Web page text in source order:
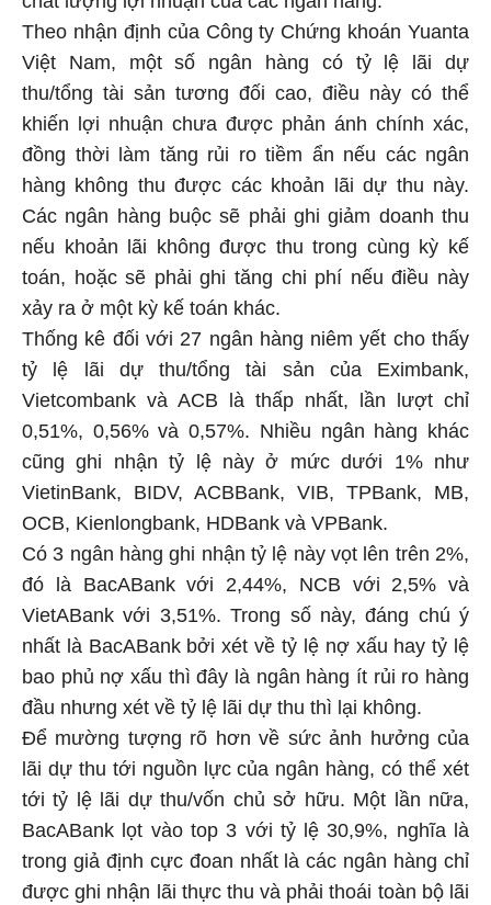
Theo nhận định của Công ty Chứng khoán Yuanta
Việt Nam, một số ngân hàng có tỷ lệ lãi dự
thu/tổng tài sản tương đối cao, điều này có thể
khiến lợi nhuận chưa được phản ánh chính xác,
đồng thời làm tăng rủi ro tiềm ẩn nếu các ngân
hàng không thu được các khoản lãi dự thu này.
Các ngân hàng buộc sẽ phải ghi giảm doanh thu
nếu khoản lãi không được thu trong cùng kỳ kế
toán, hoặc sẽ phải ghi tăng chi phí nếu điều này
xảy ra ở một kỳ kế toán khác.
Thống kê đối với 27 ngân hàng niêm yết cho thấy
tỷ lệ lãi dự thu/tổng tài sản của Eximbank,
Vietcombank và ACB là thấp nhất, lần lượt chỉ
0,51%, 0,56% và 0,57%. Nhiều ngân hàng khác
cũng ghi nhận tỷ lệ này ở mức dưới 1% như
VietinBank, BIDV, ACBBank, VIB, TPBank, MB,
OCB, Kienlongbank, HDBank và VPBank.
Có 3 ngân hàng ghi nhận tỷ lệ này vọt lên trên 2%,
đó là BacABank với 2,44%, NCB với 2,5% và
VietABank với 3,51%. Trong số này, đáng chú ý
nhất là BacABank bởi xét về tỷ lệ nợ xấu hay tỷ lệ
bao phủ nợ xấu thì đây là ngân hàng ít rủi ro hàng
đầu nhưng xét về tỷ lệ lãi dự thu thì lại không.
Để mường tượng rõ hơn về sức ảnh hưởng của
lãi dự thu tới nguồn lực của ngân hàng, có thể xét
tới tỷ lệ lãi dự thu/vốn chủ sở hữu. Một lần nữa,
BacABank lọt vào top 3 với tỷ lệ 30,9%, nghĩa là
trong giả định cực đoan nhất là các ngân hàng chỉ
được ghi nhận lãi thực thu và phải thoái toàn bộ lãi